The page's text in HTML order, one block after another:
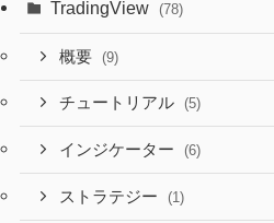
TradingView (78)
概要 (9)
チュートリアル (5)
インジケーター (6)
ストラテジー (1)